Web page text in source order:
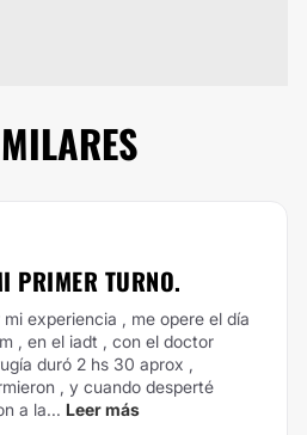
PRIMER TURNO.
experiencia , me opere el día
, en el iadt , con el doctor
duró 2 hs 30 aprox ,
, y cuando desperté
a la... Leer más